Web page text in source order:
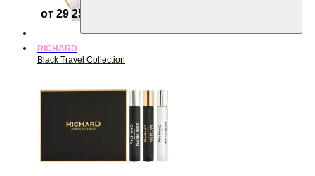
от 29 258 ₽
RICHARD
Black Travel Collection